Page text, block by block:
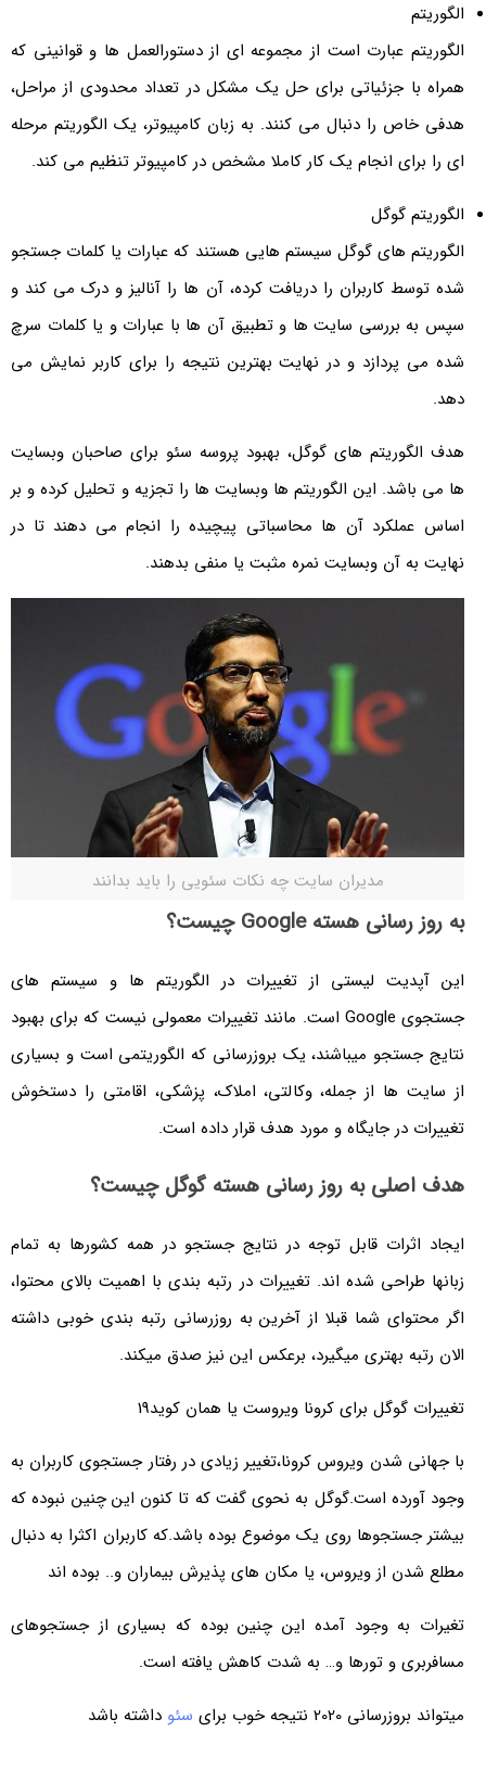
الگوریتم
الگوریتم عبارت است از مجموعه ای از دستورالعمل ها و قوانینی که
همراه با جزئیاتی برای حل یک مشکل در تعداد محدودی از مراحل،
هدفی خاص را دنبال می کنند. به زبان کامپیوتر، یک الگوریتم مرحله‌
ای را برای انجام یک کار کاملا مشخص در کامپیوتر تنظیم می کند.
الگوریتم گوگل
الگوریتم ‌های گوگل سیستم ‌هایی هستند که عبارات یا کلمات جستجو
شده توسط کاربران را دریافت کرده، آن‌ ها را آنالیز و درک می کند و
سپس به بررسی سایت‌ ها و تطبیق آن‌ ها با عبارات و یا کلمات سرچ
شده می‌ پردازد و در نهایت بهترین نتیجه را برای کاربر نمایش می‌
دهد.
هدف الگوریتم های گوگل، بهبود پروسه سئو برای صاحبان وبسایت
ها می باشد. این الگوریتم ها وبسایت ها را تجزیه و تحلیل کرده و بر
اساس عملکرد آن ها محاسباتی پیچیده را انجام می دهند تا در
نهایت به آن وبسایت نمره مثبت یا منفی بدهند.
مدیران سایت چه نکات سئویی را باید بدانند
به روز رسانی هسته Google چیست؟
این آپدیت لیستی از تغییرات در الگوریتم ها و سیستم های
جستجوی Google است. مانند تغییرات معمولی نیست که برای بهبود
نتایج جستجو میباشند، یک بروزرسانی که الگوریتمی است و بسیاری
از سایت ها از جمله، وکالتی، املاک، پزشکی، اقامتی را دستخوش
تغییرات در جایگاه و مورد هدف قرار داده است.
هدف اصلی به روز رسانی هسته گوگل چیست؟
ایجاد اثرات قابل توجه در نتایج جستجو در همه کشورها به تمام
زبانها طراحی شده اند. تغییرات در رتبه بندی با اهمیت بالای محتوا،
اگر محتوای شما قبلا از آخرین به روزرسانی رتبه بندی خوبی داشته
الان رتبه بهتری میگیرد، برعکس این نیز صدق میکند.
تغییرات گوگل برای کرونا ویروست یا همان کوید19
با جهانی شدن ویروس کرونا،تغییر زیادی در رفتار جستجوی کاربران به
وجود آورده است.گوگل به نحوی گفت که تا کنون این چنین نبوده که
بیشتر جستجوها روی یک موضوع بوده باشد.که کاربران اکثرا به دنبال
مطلع شدن از ویروس، یا مکان های پذیرش بیماران و.. بوده اند
تغیرات به وجود آمده این چنین بوده که بسیاری از جستجوهای
مسافربری و تورها و… به شدت کاهش یافته است.
میتواند بروزرسانی 2020 نتیجه خوب برای سئوداشته باشد